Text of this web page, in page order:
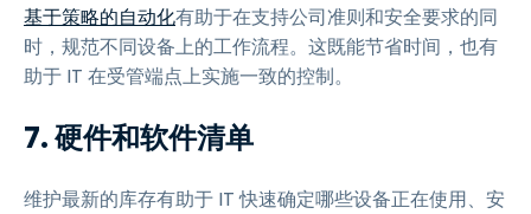
基于策略的自动化有助于在支持公司准则和安全要求的同
时，规范不同设备上的工作流程。这既能节省时间，也有
助于 IT 在受管端点上实施一致的控制。
7. 硬件和软件清单
维护最新的库存有助于 IT 快速确定哪些设备正在使用、安